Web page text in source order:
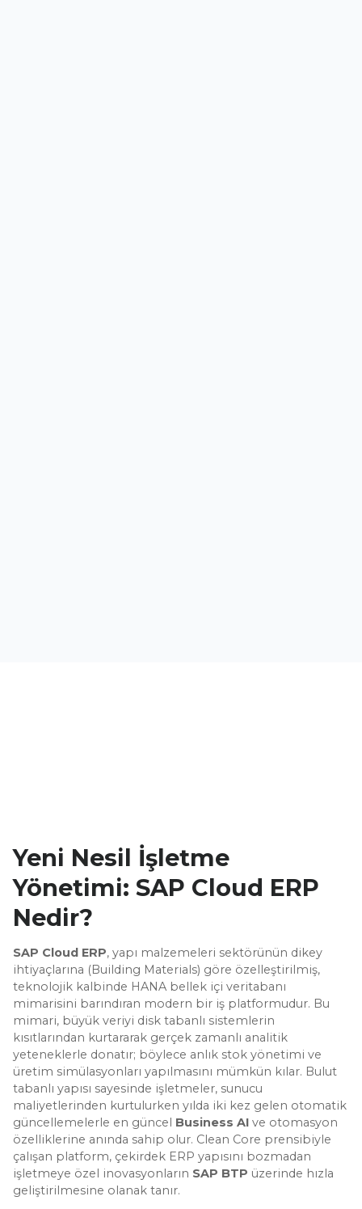
Yeni Nesil İşletme
Yönetimi: SAP Cloud ERP
Nedir?
SAP Cloud ERP, yapı malzemeleri sektörünün dikey
ihtiyaçlarına (Building Materials) göre özelleştirilmiş,
teknolojik kalbinde HANA bellek içi veritabanı
mimarisini barındıran modern bir iş platformudur. Bu
mimari, büyük veriyi disk tabanlı sistemlerin
kısıtlarından kurtararak gerçek zamanlı analitik
yeteneklerle donatır; böylece anlık stok yönetimi ve
üretim simülasyonları yapılmasını mümkün kılar. Bulut
tabanlı yapısı sayesinde işletmeler, sunucu
maliyetlerinden kurtulurken yılda iki kez gelen otomatik
güncellemelerle en güncel Business AI ve otomasyon
özelliklerine anında sahip olur. Clean Core prensibiyle
çalışan platform, çekirdek ERP yapısını bozmadan
işletmeye özel inovasyonların SAP BTP üzerinde hızla
geliştirilmesine olanak tanır.